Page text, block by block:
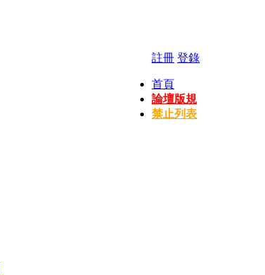
註冊 登錄
首頁
論壇版規
禁止列表